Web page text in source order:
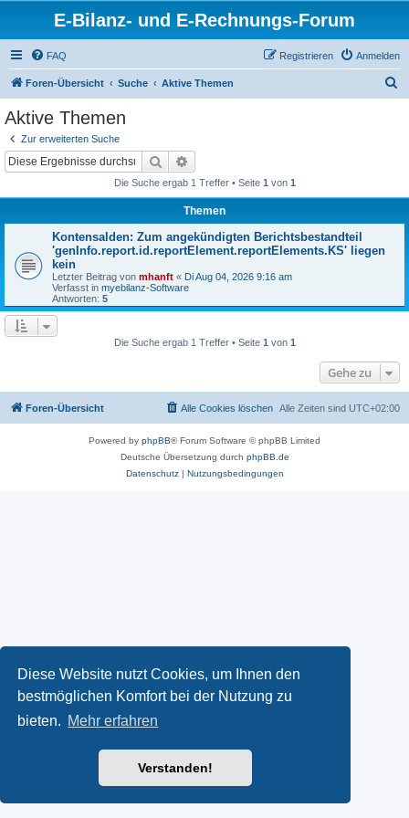
Diese Website nutzt Cookies, um Ihnen den
bestmöglichen Komfort bei der Nutzung zu
bieten. Mehr erfahren
Verstanden!
E-Bilanz- und E-Rechnungs-Forum
FAQ Anmelden
Registrieren
Foren-Übersicht Suche Aktive Themen
Aktive Themen
Zur erweiterten Suche
Suche
Die Suche ergab 1 Treffer • Seite 1 von 1
Themen
Kontensalden: Zum angekündigten Berichtsbestandteil
'genInfo.report.id.reportElement.reportElements.KS' liegen
kein
Letzter Beitrag von mhanft « Di Aug 04, 2026 9:16 am
Verfasst in myebilanz-Software
Antworten: 5
Die Suche ergab 1 Treffer • Seite 1 von 1
Gehe zu
Foren-Übersicht Alle Zeiten sind UTC+02:00
Alle Cookies löschen
Powered by phpBB® Forum Software © phpBB Limited
Deutsche Übersetzung durch phpBB.de
Datenschutz| Nutzungsbedingungen